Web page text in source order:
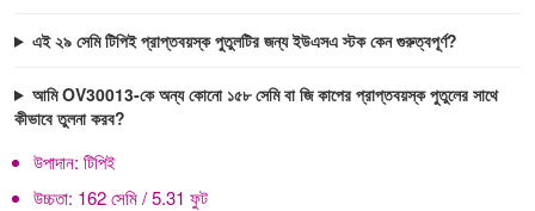
এই ২৯ সেমি টিপিই প্রাপ্তবয়স্ক পুতুলটির জন্য ইউএসএ স্টক কেন গুরুত্বপূর্ণ?
আমি OV30013-কে অন্য কোনো ১৫৮ সেমি বা জি কাপের প্রাপ্তবয়স্ক পুতুলের সাথে
কীভাবে তুলনা করব?
উপাদান: টিপিই
উচ্চতা: 162 সেমি / 5.31 ফুট